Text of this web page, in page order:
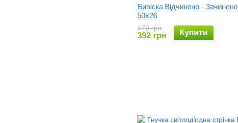
Вивіска Відчинено - Зачинено
50х26
479 грн
392 грн Купити